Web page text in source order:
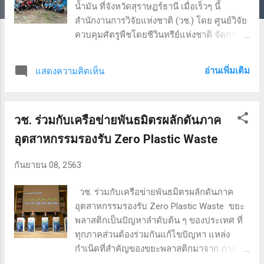
น้ำมัน ที่จังหวัดสุราษฏร์ธานี เมื่อเร็วๆ นี้
สำนักงานการวิจัยแห่งชาติ (วช.) โดย ศูนย์วิจัย
ควบคุมศัตรูพืชโดยชีวินทรีย์แห่งชาติ จัดการ
เน่า โดยชีววิธี ให้เกษตรกรชาวสวนปาล์ม
น้ำมัน ณ อำเภอพุนพิน และอำเภอพระแสง
โดยชีวินทรีย์แห่งชาติ วช. เปิดเผยว่า ศูนย์
วิจัยฯ ได้นำองค์ความรู้จากงานวิจัย ด้วยชีววิธี
โรคศัตรูพืช ในการนำแมลงตัวดี ตัวห้ำ ตัว
ข้าว ไร่มันสำปะหลัง สวนส้มโอ สวนมะพร้าว
ฯลฯ ทั่วภูมิภาคในประเทศ ที่ได้รับความเดือด
ร้อนจากแมลงศัตรูพืชตัวร้ายที่ทำลายพืชผัก
ของเกษตรกร ในครั้งนี้ วช.ได้รับการร้องขอจาก
เกษตรกรชาวสวนปาล์ม ที่ได้รับผลกระทบจาก
แสดงความคิดเห็น อ่านเพิ่มเติม
วช. ร่วมกับเครือข่ายพันธมิตรผลักดันภาค
อุตสาหกรรมรองรับ Zero Plastic Waste
กันยายน 08, 2563
วช. ร่วมกับเครือข่ายพันธมิตรผลักดันภาค
อุตสาหกรรมรองรับ Zero Plastic Waste ขยะ
พลาสติกเป็นปัญหาลำดับต้น ๆ ของประเทศ ที่
ทุกภาคส่วนต้องร่วมกันแก้ไขปัญหา แหล่ง
กำเนิดที่สำคัญของขยะพลาสติกมาจาก ภาค